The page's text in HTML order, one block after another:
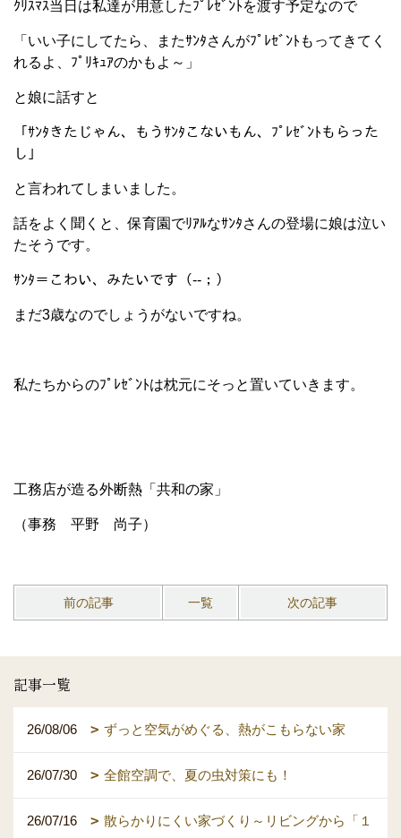
ｸﾘｽﾏｽ当日は私達が用意したﾌﾟﾚｾﾞﾝﾄを渡す予定なので
「いい子にしてたら、またｻﾝﾀさんがﾌﾟﾚｾﾞﾝﾄもってきてく
れるよ、ﾌﾟﾘｷｭｱのかもよ～」
と娘に話すと
「ｻﾝﾀきたじゃん、もうｻﾝﾀこないもん、ﾌﾟﾚｾﾞﾝﾄもらった
し」
と言われてしまいました。
話をよく聞くと、保育園でﾘｱﾙなｻﾝﾀさんの登場に娘は泣い
たそうです。
ｻﾝﾀ＝こわい、みたいです（--；）
まだ3歳なのでしょうがないですね。
私たちからのﾌﾟﾚｾﾞﾝﾄは枕元にそっと置いていきます。
工務店が造る外断熱「共和の家」
（事務 平野 尚子）
前の記事 一覧 次の記事
記事一覧
26/08/06 ずっと空気がめぐる、熱がこもらない家
26/07/30 全館空調で、夏の虫対策にも！
26/07/16
散らかりにくい家づくり～リビングから「１